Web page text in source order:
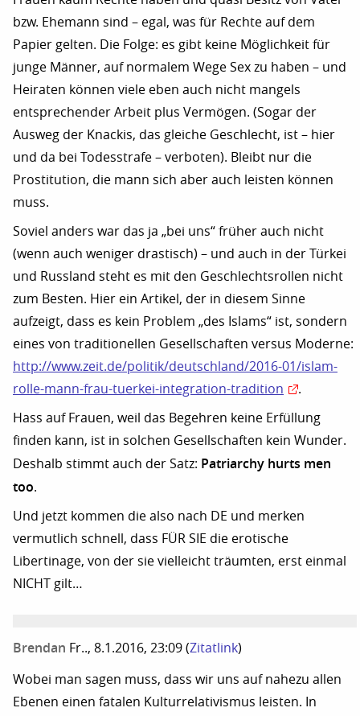
bzw. Ehemann sind – egal, was für Rechte auf dem
Papier gelten. Die Folge: es gibt keine Möglichkeit für
junge Männer, auf normalem Wege Sex zu haben – und
Heiraten können viele eben auch nicht mangels
entsprechender Arbeit plus Vermögen. (Sogar der
Ausweg der Knackis, das gleiche Geschlecht, ist – hier
und da bei Todesstrafe – verboten). Bleibt nur die
Prostitution, die mann sich aber auch leisten können
muss.
Soviel anders war das ja „bei uns“ früher auch nicht
(wenn auch weniger drastisch) – und auch in der Türkei
und Russland steht es mit den Geschlechtsrollen nicht
zum Besten. Hier ein Artikel, der in diesem Sinne
aufzeigt, dass es kein Problem „des Islams“ ist, sondern
eines von traditionellen Gesellschaften versus Moderne:
http://www.zeit.de/politik/deutschland/2016-01/islam-
rolle-mann-frau-tuerkei-integration-tradition
.
Hass auf Frauen, weil das Begehren keine Erfüllung
finden kann, ist in solchen Gesellschaften kein Wunder.
Deshalb stimmt auch der Satz: Patriarchy hurts men
too.
Und jetzt kommen die also nach DE und merken
vermutlich schnell, dass FÜR SIE die erotische
Libertinage, von der sie vielleicht träumten, erst einmal
NICHT gilt…
Brendan Fr.., 8.1.2016, 23:09 (Zitatlink)
Wobei man sagen muss, dass wir uns auf nahezu allen
Ebenen einen fatalen Kulturrelativismus leisten. In